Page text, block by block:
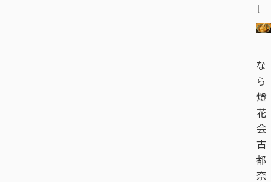
な
ら
燈
花
会
古
都
奈